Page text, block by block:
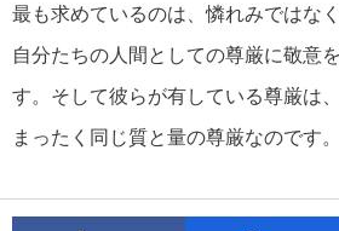
最も求めているのは、憐れみではな
自分たちの人間としての尊厳に敬意
す。そして彼らが有している尊厳は
まったく同じ質と量の尊厳なのです。